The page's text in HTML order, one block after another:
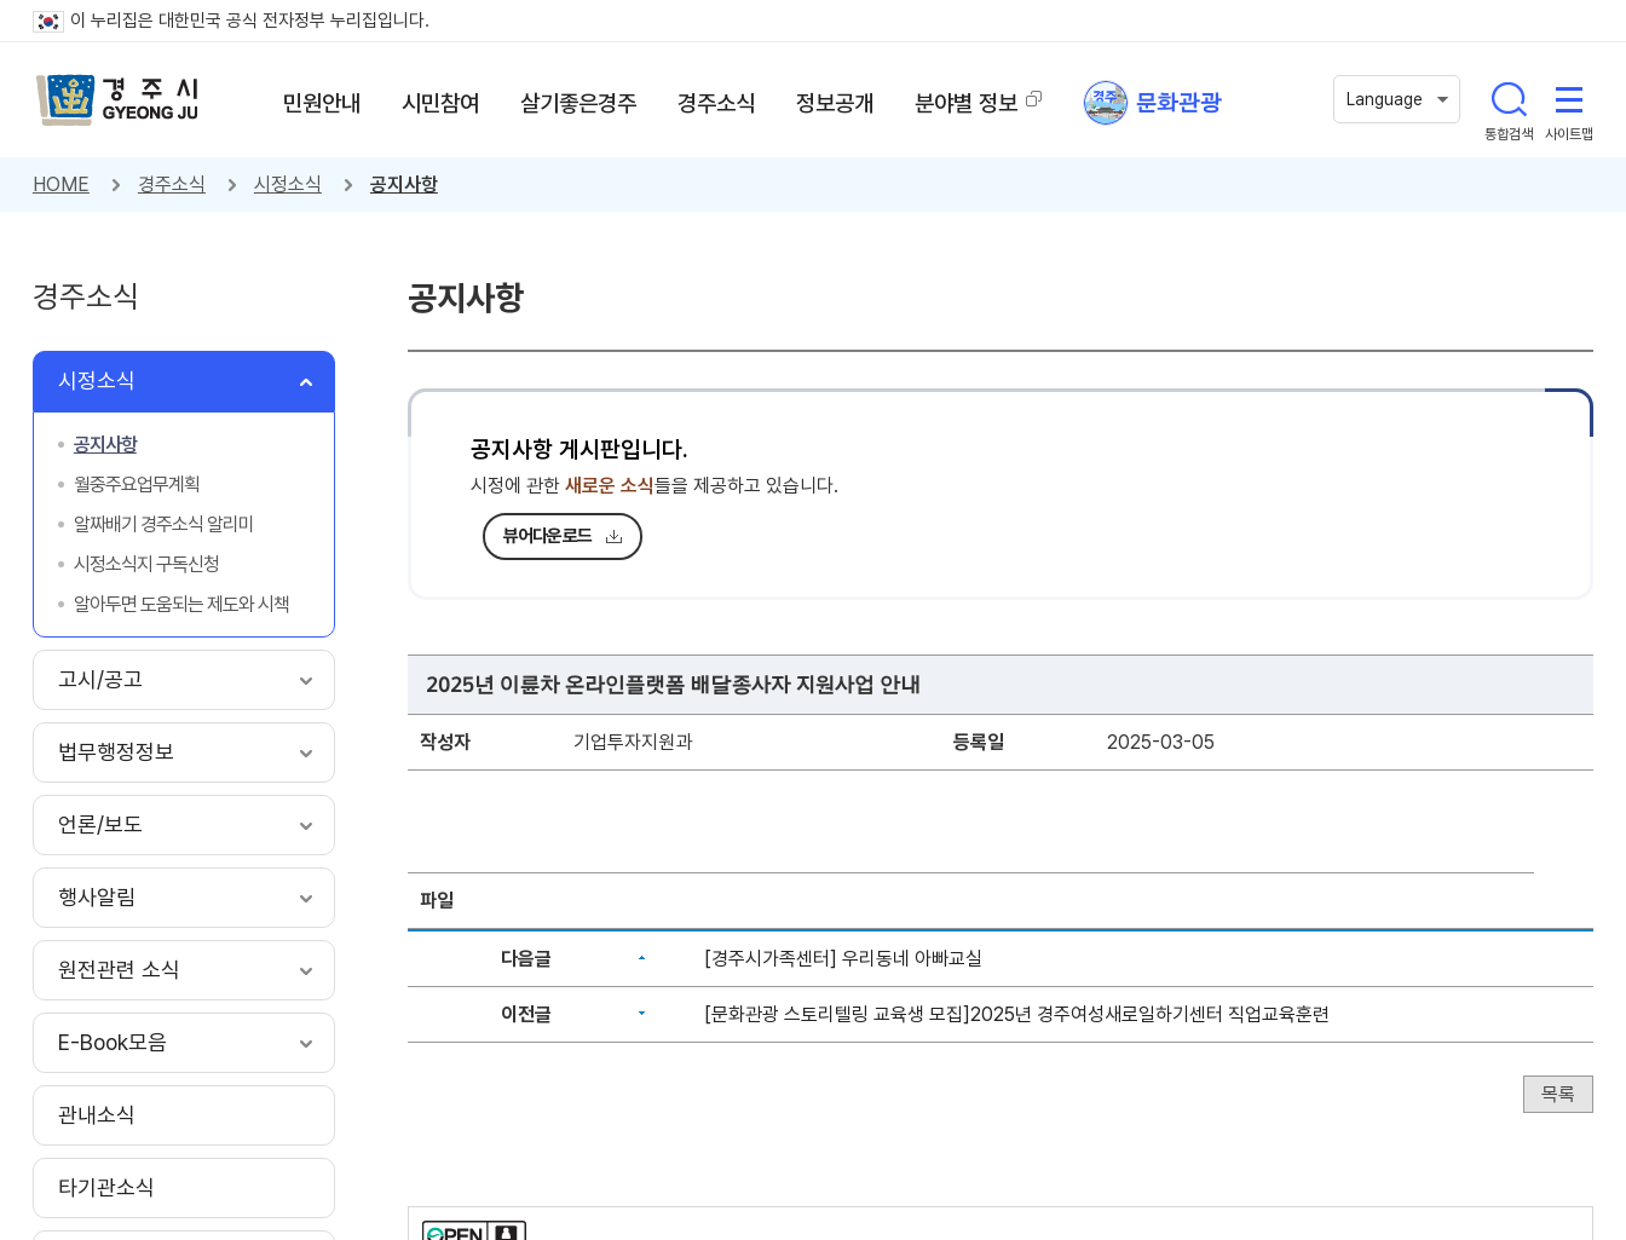
이 누리집은 대한민국 공식 전자정부 누리집입니다.
민원안내 시민참여 살기좋은경주 경주소식 정보공개 분야별 정보 문화관광 Language
통합검색 사이트맵
HOME 경주소식 시정소식 공지사항
경주소식
시정소식
공지사항
월중주요업무계획
알짜배기 경주소식 알리미
시정소식지 구독신청
알아두면 도움되는 제도와 시책
고시/공고
법무행정정보
언론/보도
행사알림
원전관련 소식
E-Book모음
관내소식
타기관소식
공지사항
공지사항 게시판입니다.
시정에 관한새로운 소식들을 제공하고 있습니다.
뷰어다운로드
2025년 이륜차 온라인플랫폼 배달종사자 지원사업 안내
작성자 기업투자지원과 등록일 2025-03-05
파일
다음글 [경주시가족센터] 우리동네 아빠교실
이전글 [문화관광 스토리텔링 교육생 모집]2025년 경주여성새로일하기센터 직업교육훈련
목록